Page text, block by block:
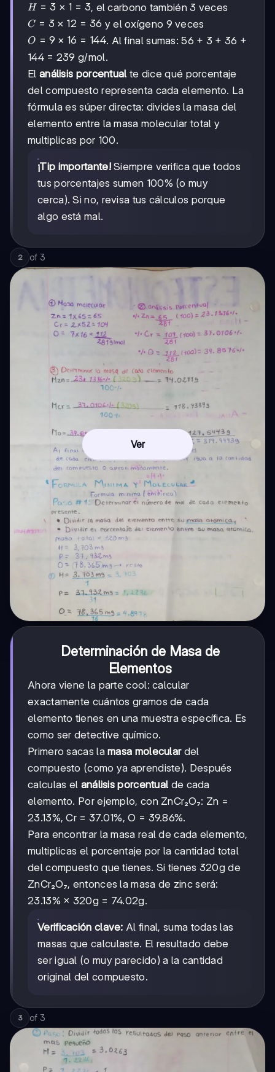
H =
3×1
= 3
H = 3 × 1 = 3, el carbono también 3 veces
C =
3×12
= 36
C = 3 × 12 = 36 y el oxígeno 9 veces
O =
9×16
=
144
O = 9 × 16 = 144. Al final sumas: 56 + 3 + 36 +
144 = 239 g/mol.
El análisis porcentual te dice qué porcentaje
del compuesto representa cada elemento. La
fórmula es súper directa: divides la masa del
elemento entre la masa molecular total y
multiplicas por 100.
¡Tip importante!Siempre verifica que todos
tus porcentajes sumen 100% (o muy
cerca). Si no, revisa tus cálculos porque
algo está mal.
2 of 3
Ver
Determinación de Masa de
Elementos
Ahora viene la parte cool: calcular
exactamente cuántos gramos de cada
elemento tienes en una muestra específica. Es
como ser detective químico.
Primero sacas lamasa moleculardel
compuesto (como ya aprendiste). Después
calculas el análisis porcentual de cada
elemento. Por ejemplo, con ZnCr₂O₇: Zn =
23.13%, Cr = 37.01%, O = 39.86%.
Para encontrar la masa real de cada elemento,
multiplicas el porcentaje por la cantidad total
del compuesto que tienes. Si tienes 320g de
ZnCr₂O₇, entonces la masa de zinc será:
23.13% × 320g = 74.02g.
Verificación clave: Al final, suma todas las
masas que calculaste. El resultado debe
ser igual (o muy parecido) a la cantidad
original del compuesto.
3 of 3